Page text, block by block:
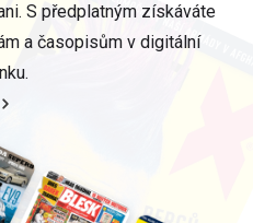
S předplatným získáváte
a časopisům v digitální